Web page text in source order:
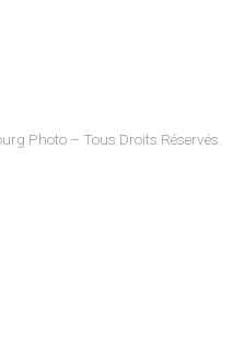
Photo – Tous Droits Réservés.